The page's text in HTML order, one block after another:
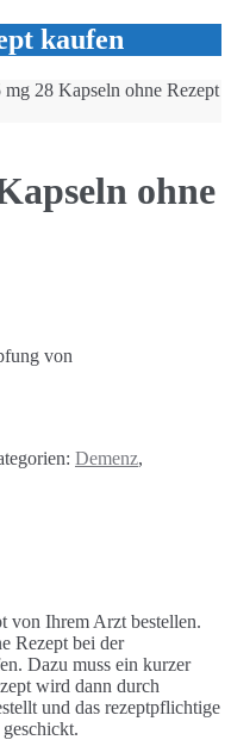
kaufen
28 Kapseln ohne Rezept
ohne
von
Demenz,
von Ihrem Arzt bestellen.
Rezept bei der
Dazu muss ein kurzer
wird dann durch
und das rezeptpflichtige